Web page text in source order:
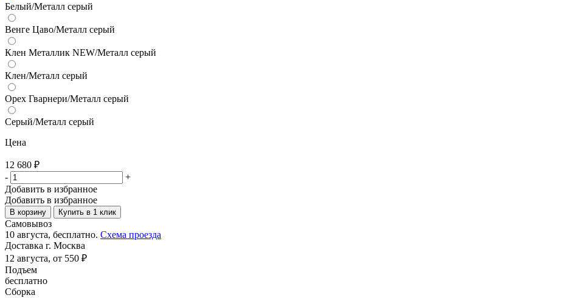
Белый/Металл серый
Венге Цаво/Металл серый
Клен Металлик NEW/Металл серый
Клен/Металл серый
Орех Гварнери/Металл серый
Серый/Металл серый
Цена
12 680 ₽
-
+
Добавить в избранное
Добавить в избранное
В корзину Купить в 1 клик
Самовывоз
10 августа, бесплатно. Схема проезда
Доставка г. Москва
12 августа, от 550 ₽
Подъем
бесплатно
Сборка